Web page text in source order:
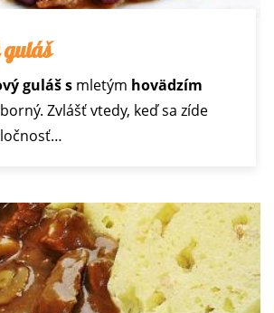
guláš
guláš s mletým hovädzím
Zvlášť vtedy, keď sa zíde